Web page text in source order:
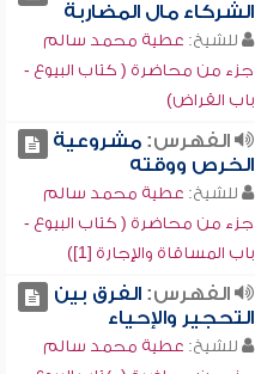
الشركاء مال المضاربة
للشيخ: عطية محمد سالم
جزء من محاضرة ( كتاب البيوع -
باب القراض)
الفهرس:مشروعية
الخرص ووقته
للشيخ: عطية محمد سالم
جزء من محاضرة ( كتاب البيوع -
باب المساقاة والإجارة [1])
الفهرس:الفرق بين
التحجير والإحياء
للشيخ: عطية محمد سالم